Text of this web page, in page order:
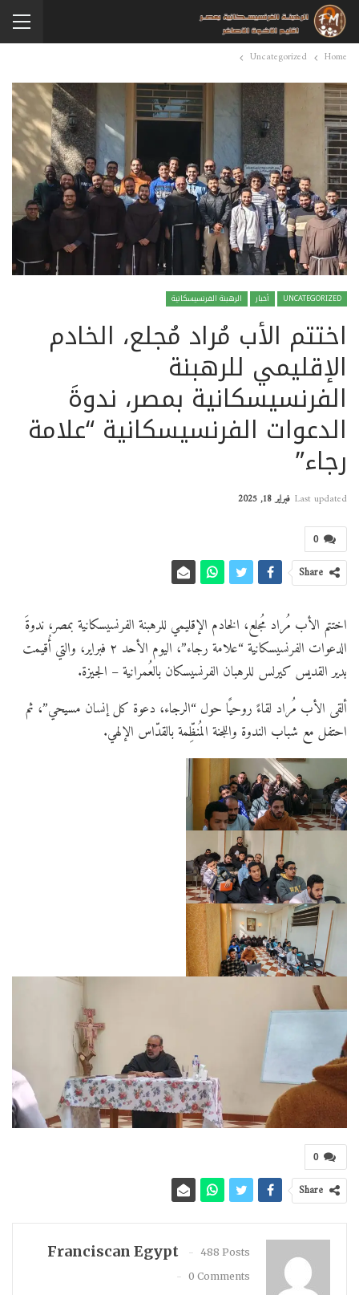
Home
Uncategorized
UNCATEGORIZED أخبار الرهبنة الفرنسيسكانية
اختتم الأب مُراد مُجلع، الخادم
الإقليمي للرهبنة
الفرنسيسكانية بمصر، ندوةَ
الدعوات الفرنسيسكانية “علامة
رجاء”
Last updated فبراير 18, 2025
0
Share
اختتم الأب مُراد مُجلع، الخادم الإقليمي للرهبنة الفرنسيسكانية بمصر، ندوةَ
الدعوات الفرنسيسكانية “علامة رجاء”، اليوم الأحد ٢ فبراير، والتي أُقيمت
بدير القديس كيرلس للرهبان الفرنسيسكان بالعُمرانية – الجيزة.
ألقى الأب مُراد لقاءً روحيًا حول “الرجاء، دعوة كل إنسان مسيحي”، ثم
احتفل مع شباب الندوة واللجنة المُنظِّمة بالقدّاس الإلهي.
0
Share
Franciscan Egypt
488 Posts
0 Comments